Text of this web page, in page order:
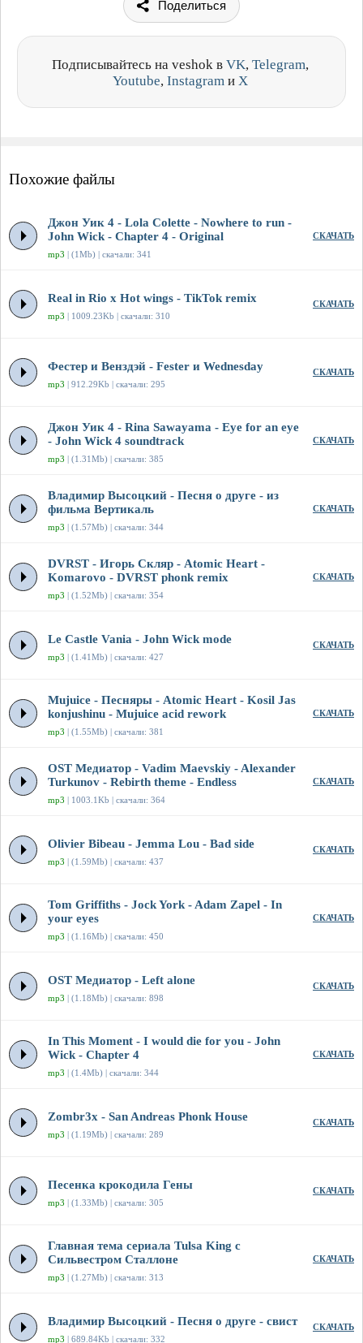
Поделиться
Подписывайтесь на veshok в VK, Telegram,
Youtube, Instagram и X
Похожие файлы
Джон Уик 4 - Lola Colette - Nowhere to run -
John Wick - Chapter 4 - Original
mp3 | (1Mb) | скачали: 341
СКАЧАТЬ
Real in Rio x Hot wings - TikTok remix
mp3 | 1009.23Kb | скачали: 310
СКАЧАТЬ
Фестер и Венздэй - Fester и Wednesday
mp3 | 912.29Kb | скачали: 295
СКАЧАТЬ
Джон Уик 4 - Rina Sawayama - Eye for an eye
- John Wick 4 soundtrack
mp3 | (1.31Mb) | скачали: 385
СКАЧАТЬ
Владимир Высоцкий - Песня о друге - из
фильма Вертикаль
mp3 | (1.57Mb) | скачали: 344
СКАЧАТЬ
DVRST - Игорь Скляр - Atomic Heart -
Komarovo - DVRST phonk remix
mp3 | (1.52Mb) | скачали: 354
СКАЧАТЬ
Le Castle Vania - John Wick mode
mp3 | (1.41Mb) | скачали: 427
СКАЧАТЬ
Mujuice - Песняры - Atomic Heart - Kosil Jas
konjushinu - Mujuice acid rework
mp3 | (1.55Mb) | скачали: 381
СКАЧАТЬ
OST Медиатор - Vadim Maevskiy - Alexander
Turkunov - Rebirth theme - Endless
mp3 | 1003.1Kb | скачали: 364
СКАЧАТЬ
Olivier Bibeau - Jemma Lou - Bad side
mp3 | (1.59Mb) | скачали: 437
СКАЧАТЬ
Tom Griffiths - Jock York - Adam Zapel - In
your eyes
mp3 | (1.16Mb) | скачали: 450
СКАЧАТЬ
OST Медиатор - Left alone
mp3 | (1.18Mb) | скачали: 898
СКАЧАТЬ
In This Moment - I would die for you - John
Wick - Chapter 4
mp3 | (1.4Mb) | скачали: 344
СКАЧАТЬ
Zombr3x - San Andreas Phonk House
mp3 | (1.19Mb) | скачали: 289
СКАЧАТЬ
Песенка крокодила Гены
mp3 | (1.33Mb) | скачали: 305
СКАЧАТЬ
Главная тема сериала Tulsa King с
Сильвестром Сталлоне
mp3 | (1.27Mb) | скачали: 313
СКАЧАТЬ
Владимир Высоцкий - Песня о друге - свист
mp3 | 689.84Kb | скачали: 332
СКАЧАТЬ